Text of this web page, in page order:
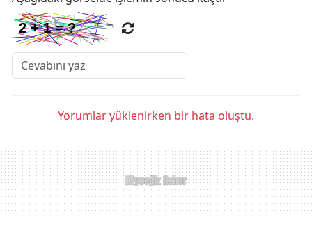
Yorumlar yüklenirken bir hata oluştu.